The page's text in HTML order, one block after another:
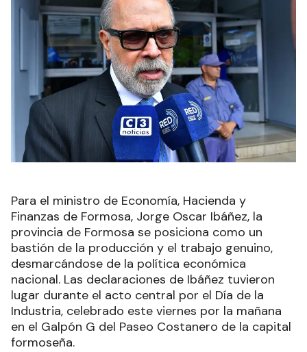
Para el ministro de Economía, Hacienda y
Finanzas de Formosa, Jorge Oscar Ibáñez, la
provincia de Formosa se posiciona como un
bastión de la producción y el trabajo genuino,
desmarcándose de la política económica
nacional. Las declaraciones de Ibáñez tuvieron
lugar durante el acto central por el Día de la
Industria, celebrado este viernes por la mañana
en el Galpón G del Paseo Costanero de la capital
formoseña.